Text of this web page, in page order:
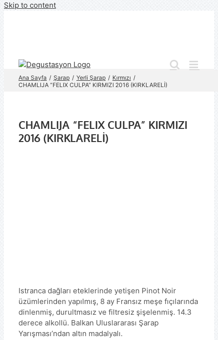
Skip to content
Ana Sayfa Şarap Yerli Şarap
Kırmızı
CHAMLIJA “FELIX CULPA” KIRMIZI 2016 (KIRKLARELİ)
CHAMLIJA “FELIX CULPA” KIRMIZI
2016 (KIRKLARELİ)
Istranca dağları eteklerinde yetişen Pinot Noir
üzümlerinden yapılmış, 8 ay Fransız meşe fıçılarında
dinlenmiş, durultmasız ve filtresiz şişelenmiş. 14.3
derece alkollü. Balkan Uluslararası Şarap
Yarışması’ndan altın madalyalı.